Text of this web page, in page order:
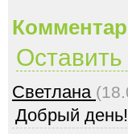
Светлана
Добрый